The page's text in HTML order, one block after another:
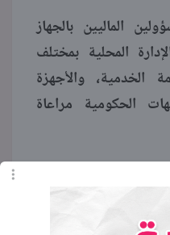
الماليين بالجهاز
المحلية بمختلف
الخدمية، والأجهزة
الحكومية مراعاة